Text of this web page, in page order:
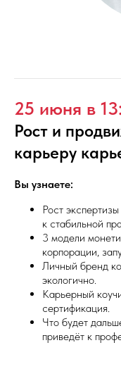
25 июня в
Рост и
карьеру
Вы узнаете:
Рост
к стабильной
3 модели
корпорации,
Личный бренд
экологично.
Карьерный
сертификация.
Что будет
приведёт к